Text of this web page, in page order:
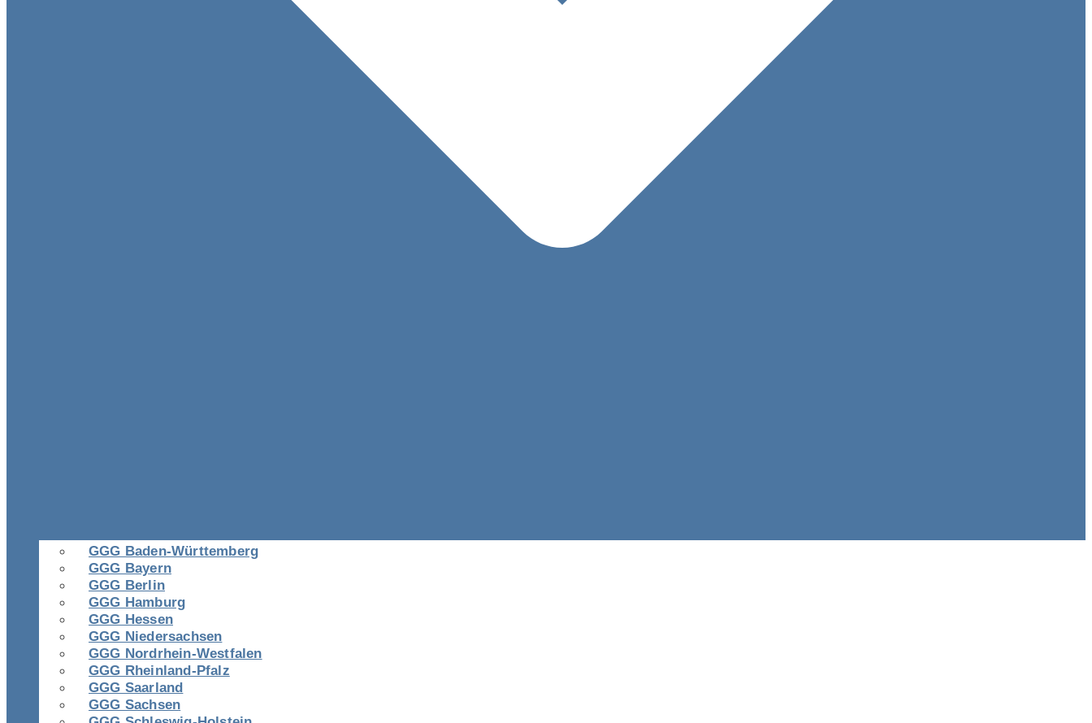
GGG Baden-Württemberg
GGG Bayern
GGG Berlin
GGG Hamburg
GGG Hessen
GGG Niedersachsen
GGG Nordrhein-Westfalen
GGG Rheinland-Pfalz
GGG Saarland
GGG Sachsen